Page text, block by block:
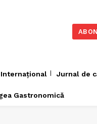
Internațional Jurnal de
Gastronomică